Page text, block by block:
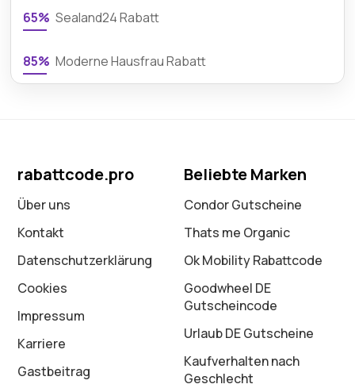
65% Sealand24 Rabatt
85% Moderne Hausfrau Rabatt
rabattcode.pro
Über uns
Kontakt
Datenschutz­erklärung
Cookies
Impressum
Karriere
Gastbeitrag
Beliebte Marken
Condor Gutscheine
Thats me Organic
Ok Mobility Rabattcode
Goodwheel DE
Gutscheincode
Urlaub DE Gutscheine
Kaufverhalten nach
Geschlecht